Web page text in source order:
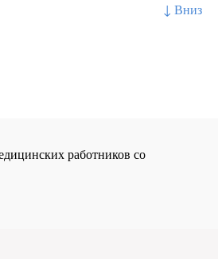
↓ Вниз
работников со